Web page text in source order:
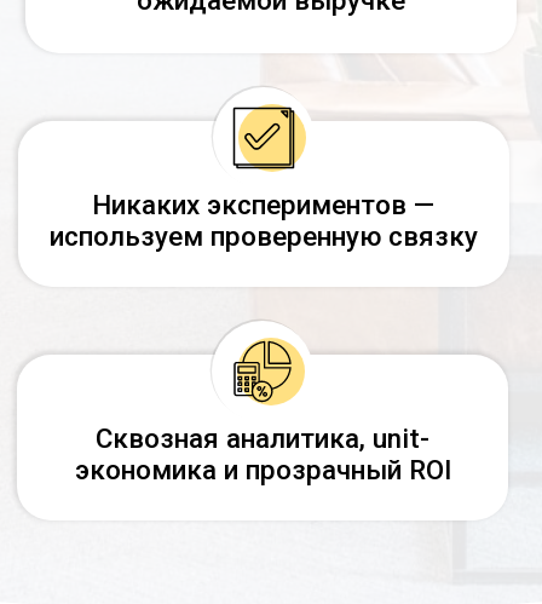
СИСТЕМА, ПОСТРОЕННАЯ НА
МНОГОЛЕТНЕЙ СТАТИСТИКЕ
Мы с 2016 года занимаемся
юридическим маркетингом и
создали систему, которая стабильно
приводит обращения по военному
праву в городах России.
Эта система основана на
реальной многолетней
понятная стоимость обращения,
стабильный ежедневный поток
прозрачный путь от обращения до
заключения договора.